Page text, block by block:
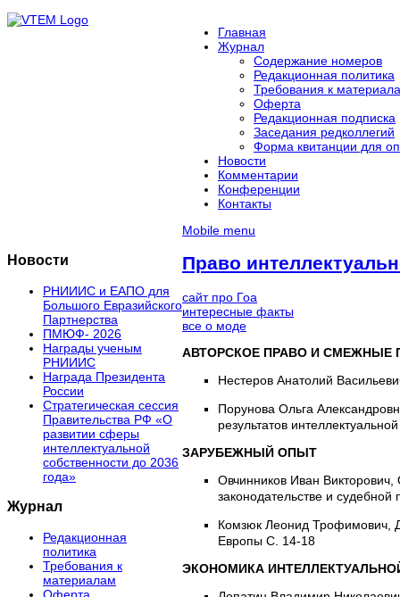
Главная
Журнал
Содержание номеров
Редакционная политика
Требования к
Оферта
Редакционная подписка
Заседания редколлегий
Форма квитанции для
Новости
Комментарии
Конференции
Контакты
Mobile menu
Новости
РНИИИС и ЕАПО для
Большого Евразийского
Партнерства
ПМЮФ- 2026
Награды ученым
РНИИИС
Награда Президента
России
Стратегическая сессия
Правительства РФ «О
развитии сферы
интеллектуальной
собственности до 2036
года»
Журнал
Редакционная
политика
Требования к
материалам
Оферта
Право
сайт про Гоа
интересные факты
все о моде
АВТОРСКОЕ ПРАВО И СМЕЖНЫЕ
Нестеров Анатолий
Порунова Ольга
результатов
ЗАРУБЕЖНЫЙ ОПЫТ
Овчинников Иван Викторович,
законодательстве и судебной
Комзюк Леонид Трофимович,
Европы С. 14-18
ЭКОНОМИКА